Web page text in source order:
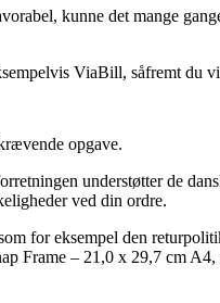
kunne det mange
ViaBill, såfremt du
opgave.
understøtter de
ved din ordre.
for eksempel den
Frame – 21,0 x 29,7 cm